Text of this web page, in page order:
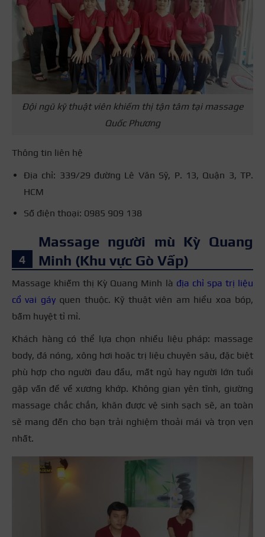
Đội ngũ kỹ thuật viên khiếm thị tận tâm tại massage
Quốc Phương
Thông tin liên hệ
Địa chỉ: 339/29 đường Lê Văn Sỹ, P. 13, Quận 3, TP.
HCM
Số điện thoại: 0985 909 138
Massage người mù Kỳ Quang
Minh (Khu vực Gò Vấp)
Massage khiếm thị Kỳ Quang Minh là địa chỉ spa trị liệu
cổ vai gáyquen thuộc. Kỹ thuật viên am hiểu xoa bóp,
bấm huyệt tỉ mỉ.
Khách hàng có thể lựa chọn nhiều liệu pháp: massage
body, đá nóng, xông hơi hoặc trị liệu chuyên sâu, đặc biệt
phù hợp cho người đau đầu, mất ngủ hay người lớn tuổi
gặp vấn đề về xương khớp. Không gian yên tĩnh, giường
massage chắc chắn, khăn được vệ sinh sạch sẽ, an toàn
sẽ mang đến cho bạn trải nghiệm thoải mái và trọn vẹn
nhất.